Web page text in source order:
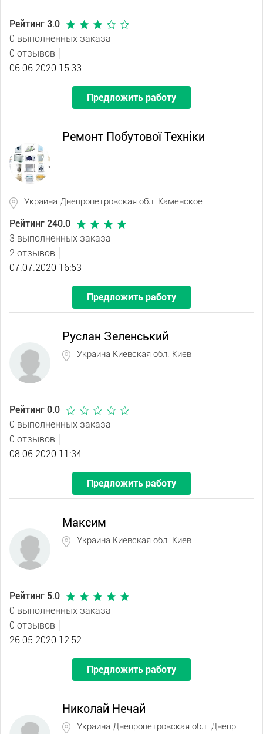
Рейтинг 3.0
0 выполненных заказа
0 отзывов
06.06.2020 15:33
Предложить работу
Ремонт Побутової Техніки
Украина Днепропетровская обл. Каменское
Рейтинг 240.0
3 выполненных заказа
2 отзывов
07.07.2020 16:53
Предложить работу
Руслан Зеленський
Украина Киевская обл. Киев
Рейтинг 0.0
0 выполненных заказа
0 отзывов
08.06.2020 11:34
Предложить работу
Максим
Украина Киевская обл. Киев
Рейтинг 5.0
0 выполненных заказа
0 отзывов
26.05.2020 12:52
Предложить работу
Николай Нечай
Украина Днепропетровская обл. Днепр